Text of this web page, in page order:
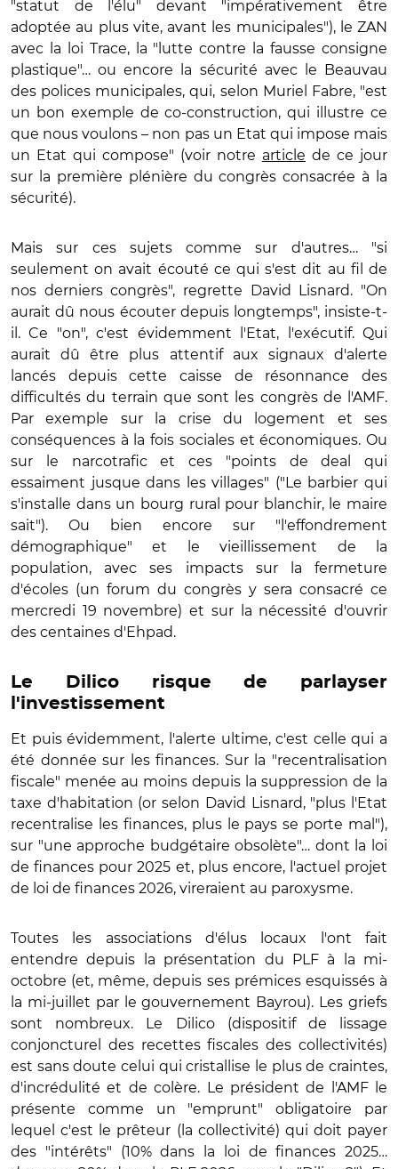
"statut de l'élu" devant "impérativement être
adoptée au plus vite, avant les municipales"), le ZAN
avec la loi Trace, la "lutte contre la fausse consigne
plastique"… ou encore la sécurité avec le Beauvau
des polices municipales, qui, selon Muriel Fabre, "est
un bon exemple de co-construction, qui illustre ce
que nous voulons – non pas un Etat qui impose mais
un Etat qui compose" (voir notre article de ce jour
sur la première plénière du congrès consacrée à la
sécurité).
Mais sur ces sujets comme sur d'autres… "si
seulement on avait écouté ce qui s'est dit au fil de
nos derniers congrès", regrette David Lisnard. "On
aurait dû nous écouter depuis longtemps", insiste-t-
il. Ce "on", c'est évidemment l'Etat, l'exécutif. Qui
aurait dû être plus attentif aux signaux d'alerte
lancés depuis cette caisse de résonnance des
difficultés du terrain que sont les congrès de l'AMF.
Par exemple sur la crise du logement et ses
conséquences à la fois sociales et économiques. Ou
sur le narcotrafic et ces "points de deal qui
essaiment jusque dans les villages" ("Le barbier qui
s'installe dans un bourg rural pour blanchir, le maire
sait"). Ou bien encore sur "l'effondrement
démographique" et le vieillissement de la
population, avec ses impacts sur la fermeture
d'écoles (un forum du congrès y sera consacré ce
mercredi 19 novembre) et sur la nécessité d'ouvrir
des centaines d'Ehpad.
Le Dilico risque de parlayser
l'investissement
Et puis évidemment, l'alerte ultime, c'est celle qui a
été donnée sur les finances. Sur la "recentralisation
fiscale" menée au moins depuis la suppression de la
taxe d'habitation (or selon David Lisnard, "plus l'Etat
recentralise les finances, plus le pays se porte mal"),
sur "une approche budgétaire obsolète"… dont la loi
de finances pour 2025 et, plus encore, l'actuel projet
de loi de finances 2026, vireraient au paroxysme.
Toutes les associations d'élus locaux l'ont fait
entendre depuis la présentation du PLF à la mi-
octobre (et, même, depuis ses prémices esquissés à
la mi-juillet par le gouvernement Bayrou). Les griefs
sont nombreux. Le Dilico (dispositif de lissage
conjoncturel des recettes fiscales des collectivités)
est sans doute celui qui cristallise le plus de craintes,
d'incrédulité et de colère. Le président de l'AMF le
présente comme un "emprunt" obligatoire par
lequel c'est le prêteur (la collectivité) qui doit payer
des "intérêts" (10% dans la loi de finances 2025…